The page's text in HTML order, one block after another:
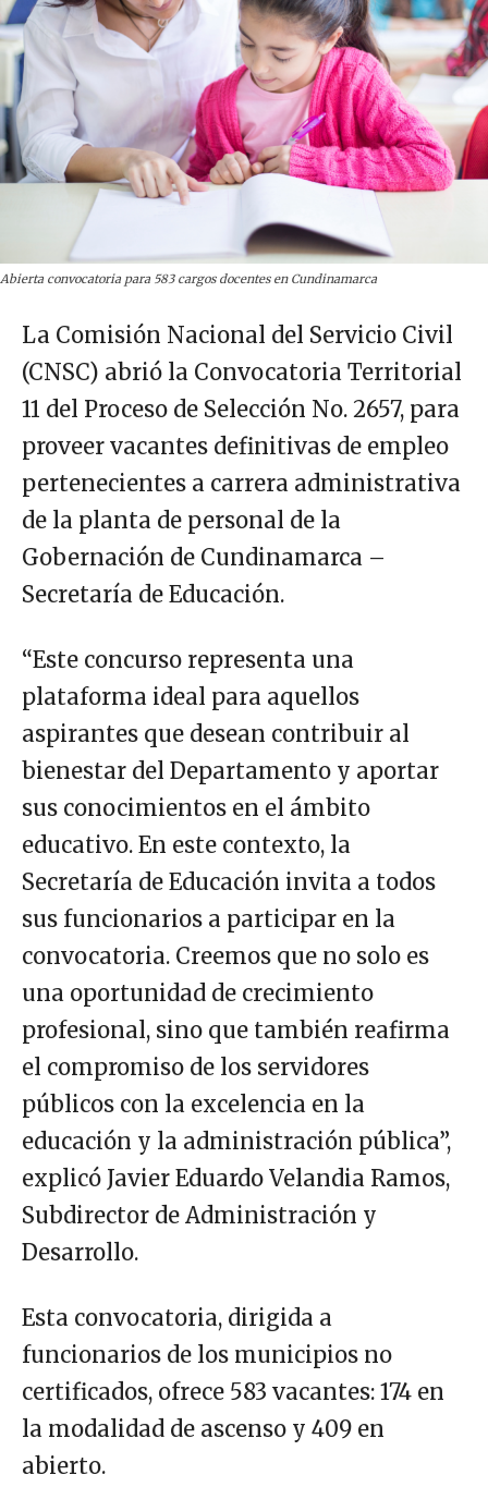
Abierta convocatoria para 583 cargos docentes en Cundinamarca
La Comisión Nacional del Servicio Civil
(CNSC) abrió la Convocatoria Territorial
11 del Proceso de Selección No. 2657, para
proveer vacantes definitivas de empleo
pertenecientes a carrera administrativa
de la planta de personal de la
Gobernación de Cundinamarca –
Secretaría de Educación.
“Este concurso representa una
plataforma ideal para aquellos
aspirantes que desean contribuir al
bienestar del Departamento y aportar
sus conocimientos en el ámbito
educativo. En este contexto, la
Secretaría de Educación invita a todos
sus funcionarios a participar en la
convocatoria. Creemos que no solo es
una oportunidad de crecimiento
profesional, sino que también reafirma
el compromiso de los servidores
públicos con la excelencia en la
educación y la administración pública”,
explicó Javier Eduardo Velandia Ramos,
Subdirector de Administración y
Desarrollo.
Esta convocatoria, dirigida a
funcionarios de los municipios no
certificados, ofrece 583 vacantes: 174 en
la modalidad de ascenso y 409 en
abierto.